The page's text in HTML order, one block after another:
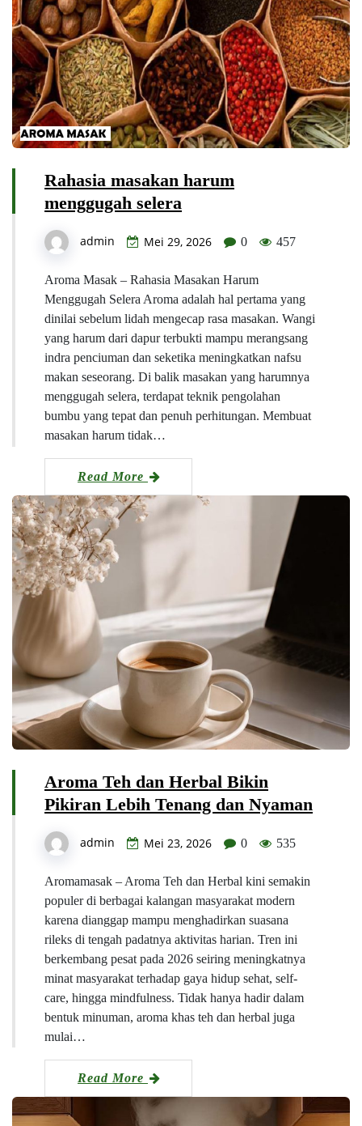
Rahasia masakan harum
menggugah selera
admin Mei 29, 2026 0 457
Aroma Masak – Rahasia Masakan Harum
Menggugah Selera Aroma adalah hal pertama yang
dinilai sebelum lidah mengecap rasa masakan. Wangi
yang harum dari dapur terbukti mampu merangsang
indra penciuman dan seketika meningkatkan nafsu
makan seseorang. Di balik masakan yang harumnya
menggugah selera, terdapat teknik pengolahan
bumbu yang tepat dan penuh perhitungan. Membuat
masakan harum tidak…
Read More
Aroma Teh dan Herbal Bikin
Pikiran Lebih Tenang dan Nyaman
admin Mei 23, 2026 0 535
Aromamasak – Aroma Teh dan Herbal kini semakin
populer di berbagai kalangan masyarakat modern
karena dianggap mampu menghadirkan suasana
rileks di tengah padatnya aktivitas harian. Tren ini
berkembang pesat pada 2026 seiring meningkatnya
minat masyarakat terhadap gaya hidup sehat, self-
care, hingga mindfulness. Tidak hanya hadir dalam
bentuk minuman, aroma khas teh dan herbal juga
mulai…
Read More